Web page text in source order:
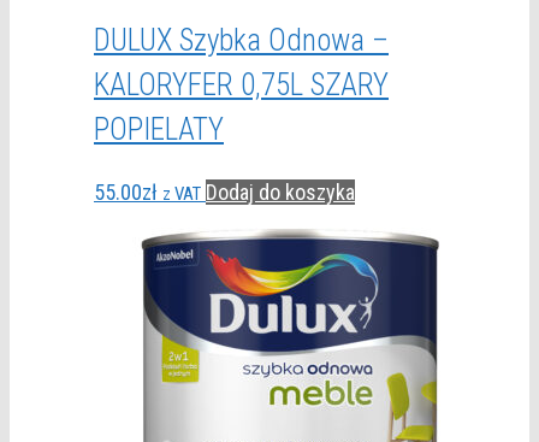
DULUX Szybka Odnowa –
KALORYFER 0,75L SZARY
POPIELATY
55.00zł z VAT Dodaj do koszyka